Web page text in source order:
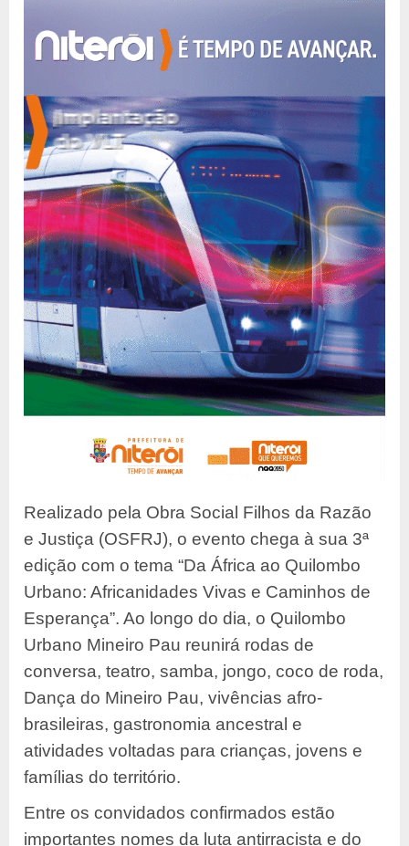
Realizado pela Obra Social Filhos da Razão
e Justiça (OSFRJ), o evento chega à sua 3ª
edição com o tema “Da África ao Quilombo
Urbano: Africanidades Vivas e Caminhos de
Esperança”. Ao longo do dia, o Quilombo
Urbano Mineiro Pau reunirá rodas de
conversa, teatro, samba, jongo, coco de roda,
Dança do Mineiro Pau, vivências afro-
brasileiras, gastronomia ancestral e
atividades voltadas para crianças, jovens e
famílias do território.
Entre os convidados confirmados estão
importantes nomes da luta antirracista e do